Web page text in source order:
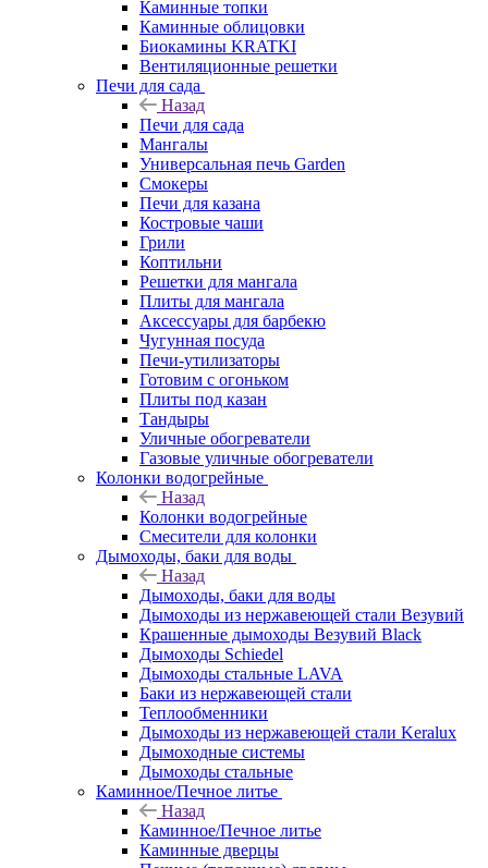
Каминные топки
Каминные облицовки
Биокамины KRATKI
Вентиляционные решетки
Печи для сада
Назад
Печи для сада
Мангалы
Универсальная печь Garden
Смокеры
Печи для казана
Костровые чаши
Грили
Коптильни
Решетки для мангала
Плиты для мангала
Аксессуары для барбекю
Чугунная посуда
Печи-утилизаторы
Готовим с огоньком
Плиты под казан
Тандыры
Уличные обогреватели
Газовые уличные обогреватели
Колонки водогрейные
Назад
Колонки водогрейные
Смесители для колонки
Дымоходы, баки для воды
Назад
Дымоходы, баки для воды
Дымоходы из нержавеющей стали Везувий
Крашенные дымоходы Везувий Black
Дымоходы Schiedel
Дымоходы стальные LAVA
Баки из нержавеющей стали
Теплообменники
Дымоходы из нержавеющей стали Keralux
Дымоходные системы
Дымоходы стальные
Каминное/Печное литье
Назад
Каминное/Печное литье
Каминные дверцы